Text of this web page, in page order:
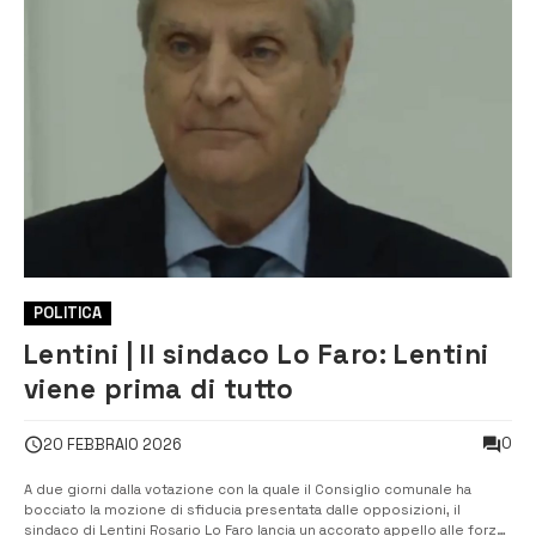
POLITICA
Lentini | Il sindaco Lo Faro: Lentini
viene prima di tutto
20 FEBBRAIO 2026 0
A due giorni dalla votazione con la quale il Consiglio comunale ha
bocciato la mozione di sfiducia presentata dalle opposizioni, il
sindaco di Lentini Rosario Lo Faro lancia un accorato appello alle forze